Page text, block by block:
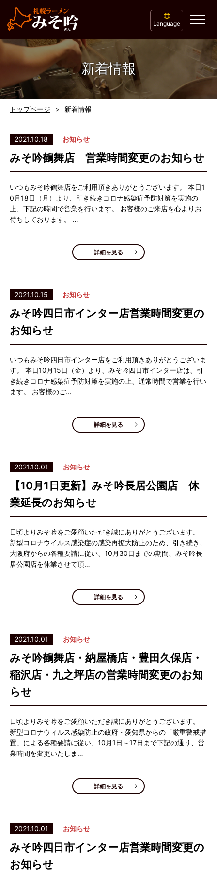
Language
新着情報
トップページ 新着情報
2021.10.18 お知らせ
みそ吟鶴舞店 営業時間変更のお知らせ
いつもみそ吟鶴舞店をご利用頂きありがとうございます。 本日1
0月18日（月）より、引き続きコロナ感染症予防対策を実施の
上、下記の時間で営業を行います。 お客様のご来店を心よりお
待ちしております。 …
詳細を見る
2021.10.15 お知らせ
みそ吟四日市インター店営業時間変更の
お知らせ
いつもみそ吟四日市インター店をご利用頂きありがとうございま
す。 本日10月15日（金）より、みそ吟四日市インター店は、引
き続きコロナ感染症予防対策を実施の上、通常時間で営業を行い
ます。 お客様のご…
詳細を見る
2021.10.01 お知らせ
【10月1日更新】みそ吟長居公園店 休
業延長のお知らせ
日頃よりみそ吟をご愛顧いただき誠にありがとうございます。
新型コロナウイルス感染症の感染再拡大防止のため、引き続き、
大阪府からの各種要請に従い、10月30日までの期間、みそ吟長
居公園店を休業させて頂…
詳細を見る
2021.10.01 お知らせ
みそ吟鶴舞店・納屋橋店・豊田久保店・
稲沢店・九之坪店の営業時間変更のお知
らせ
日頃よりみそ吟をご愛顧いただき誠にありがとうございます。
新型コロナウィルス感染防止の政府・愛知県からの「厳重警戒措
置」による各種要請に従い、10月1日～17日まで下記の通り、営
業時間を変更いたしま…
詳細を見る
2021.10.01 お知らせ
みそ吟四日市インター店営業時間変更の
お知らせ